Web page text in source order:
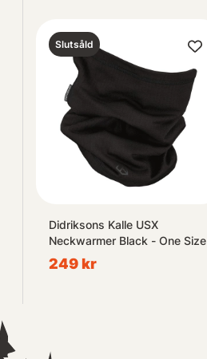
Slutsåld
Didriksons Kalle USX
Neckwarmer Black - One Size
249 kr